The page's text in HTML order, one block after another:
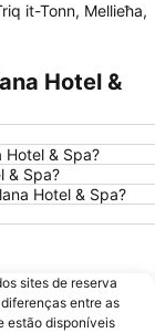
& Gardens
de São Paulo
it-Tonn, Mellieħa,
Hotel &
Hotel & Spa?
& Spa?
Hotel & Spa?
sites de reserva
entre as
estão disponíveis